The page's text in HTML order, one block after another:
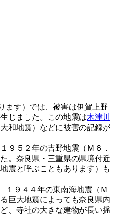
ます）では、被害は伊賀上野
じました。この地震は木津川
和地震）などに被害の記録が
９５２年の吉野地震（Ｍ６．
。奈良県・三重県の県境付近
震と呼ぶこともあります）も
１９４４年の東南海地震（Ｍ
巨大地震によっても奈良県内
、寺社の大きな建物が長い揺